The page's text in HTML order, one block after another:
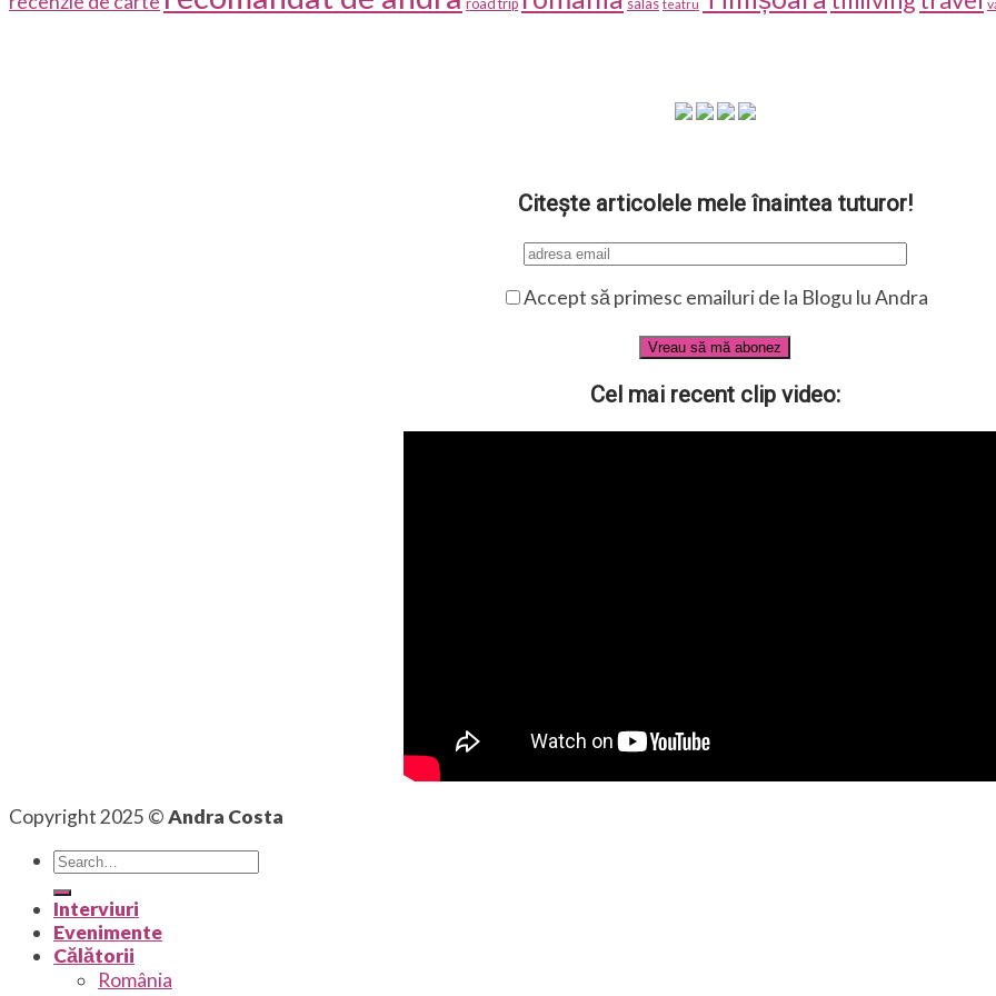
road trip teatru
Citește articolele mele înaintea tuturor!
Accept să primesc emailuri de la Blogu lu Andra
Cel mai recent clip video:
Copyright 2025 ©Andra Costa
Interviuri
Evenimente
Călătorii
România